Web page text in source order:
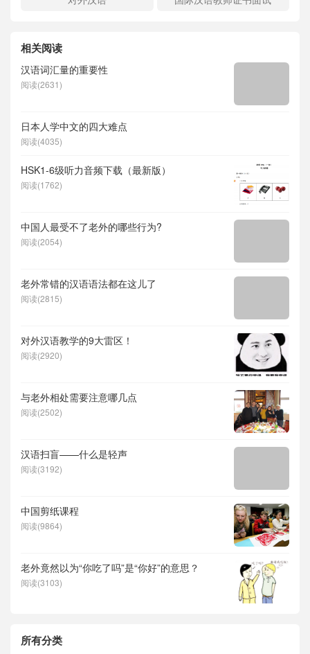
相关阅读
汉语词汇量的重要性
阅读(2631)
日本人学中文的四大难点
阅读(4035)
HSK1-6级听力音频下载（最新版）
阅读(1762)
中国人最受不了老外的哪些行为?
阅读(2054)
老外常错的汉语语法都在这儿了
阅读(2815)
对外汉语教学的9大雷区！
阅读(2920)
与老外相处需要注意哪几点
阅读(2502)
汉语扫盲——什么是轻声
阅读(3192)
中国剪纸课程
阅读(9864)
老外竟然以为“你吃了吗”是“你好”的意思？
阅读(3103)
所有分类